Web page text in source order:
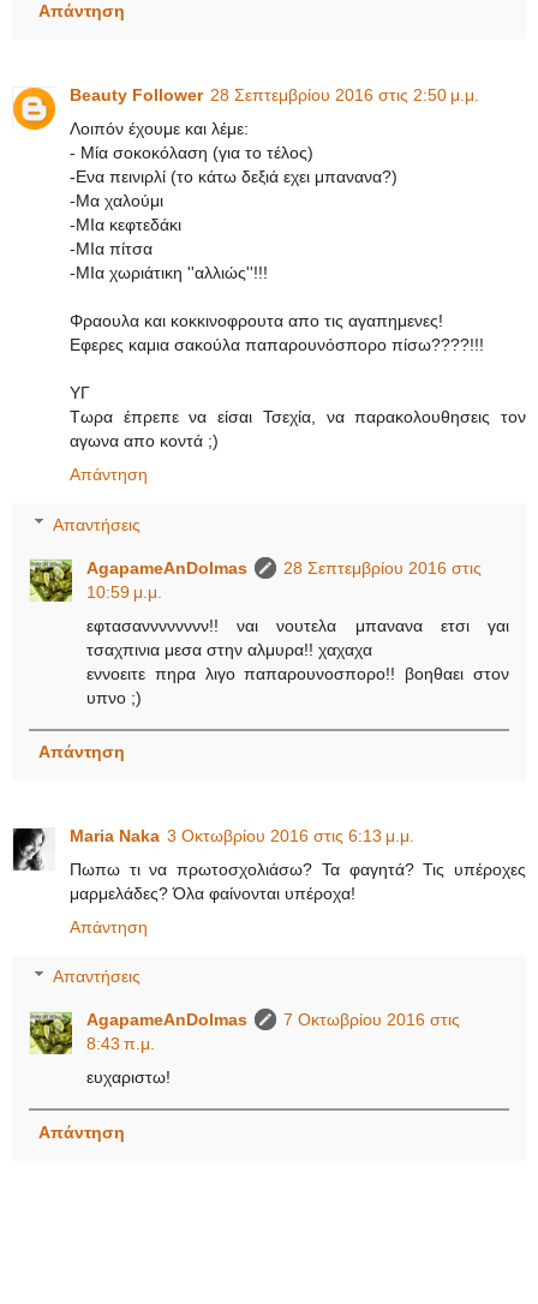
Απάντηση
Beauty Follower 28 Σεπτεμβρίου 2016 στις 2:50 μ.μ.
Λοιπόν έχουμε και λέμε:
- Μία σοκοκόλαση (για το τέλος)
-Ενα πεινιρλί (το κάτω δεξιά εχει μπανανα?)
-Μα χαλούμι
-ΜΙα κεφτεδάκι
-ΜΙα πίτσα
-ΜΙα χωριάτικη ''αλλιώς''!!!
Φραουλα και κοκκινοφρουτα απο τις αγαπημενες!
Εφερες καμια σακούλα παπαρουνόσπορο πίσω????!!!
ΥΓ
Τωρα έπρεπε να είσαι Τσεχία, να παρακολουθησεις τον
αγωνα απο κοντά ;)
Απάντηση
Απαντήσεις
AgapameAnDolmas
28 Σεπτεμβρίου 2016 στις
10:59 μ.μ.
εφτασανννννννν!! ναι νουτελα μπανανα ετσι γαι
τσαχπινια μεσα στην αλμυρα!! χαχαχα
εννοειτε πηρα λιγο παπαρουνοσπορο!! βοηθαει στον
υπνο ;)
Απάντηση
Maria Naka 3 Οκτωβρίου 2016 στις 6:13 μ.μ.
Πωπω τι να πρωτοσχολιάσω? Τα φαγητά? Τις υπέροχες
μαρμελάδες? Όλα φαίνονται υπέροχα!
Απάντηση
Απαντήσεις
AgapameAnDolmas
7 Οκτωβρίου 2016 στις
8:43 π.μ.
ευχαριστω!
Απάντηση